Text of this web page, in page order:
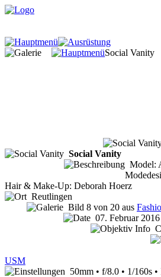
Social Vanity
Social Vanity
Model:
Hair & Make-Up: Deborah Hoerz
Reutlingen
Bild 8 von 20 aus
07. Februar 2016
USM
50mm • f/8.0 • 1/160s